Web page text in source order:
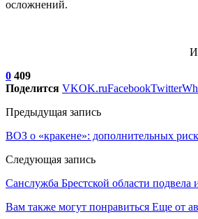
осложнений.
0 409
Поделится VKOK.ruFacebookTwitter
Предыдущая запись
ВОЗ о «кракене»: дополнительных
Следующая запись
Санслужба Брестской области подвела
Вам также могут понравиться Еще от